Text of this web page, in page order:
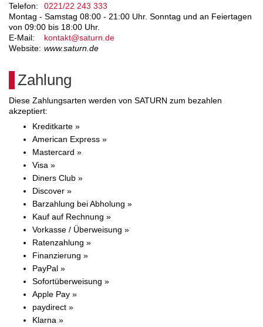
Telefon:
0221/22 243 333
Montag - Samstag 08:00 - 21:00 Uhr. Sonntag und an Feiertagen
von 09:00 bis 18:00 Uhr.
E-Mail:
kontakt@saturn.de
Website: www.saturn.de
Zahlung
Diese Zahlungsarten werden von SATURN zum bezahlen
akzeptiert:
Kreditkarte »
American Express »
Mastercard »
Visa »
Diners Club »
Discover »
Barzahlung bei Abholung »
Kauf auf Rechnung »
Vorkasse / Überweisung »
Ratenzahlung »
Finanzierung »
PayPal »
Sofortüberweisung »
Apple Pay »
paydirect »
Klarna »